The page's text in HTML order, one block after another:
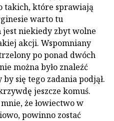
które sprawiają
warto tu
jest niekiedy zbyt wolne
akcji. Wspomniany
po ponad dwóch
można było znaleźć
się tego zadania podjął.
jeszcze komuś.
że łowiectwo w
powinno zostać